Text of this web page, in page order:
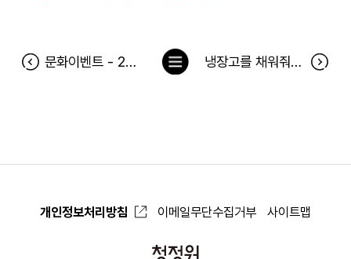
문화이벤트 - 2호선 세입자 5월 27일 공연 당첨자 냉장고를 채워줘 175차 당첨자(5월 18일~5월 24일)
목
개인정보처리방침 이메일무단수집거부 사이트맵
청